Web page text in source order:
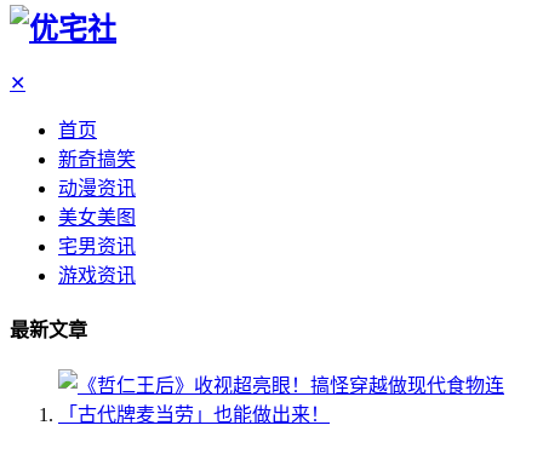
✕
首页
新奇搞笑
动漫资讯
美女美图
宅男资讯
游戏资讯
最新文章